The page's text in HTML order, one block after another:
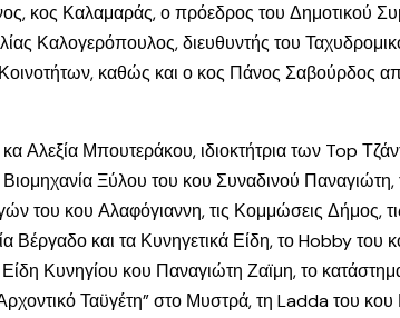
κος Καλαμαράς, ο πρόεδρος του Δημοτικού
Καλογερόπουλος, διευθυντής του
καθώς και ο κος Πάνος Σαβούρδος
Αλεξία Μπουτεράκου, ιδιοκτήτρια των Top
Ξύλου του κου Συναδινού
του κου Αλαφόγιαννη, τις Κομμώσεις Δήμος,
Βέργαδο και τα Κυνηγετικά Είδη, το Hobby
Κυνηγίου κου Παναγιώτη Ζαϊμη, το
Ταϋγέτη” στο Μυστρά, τη Ladda του